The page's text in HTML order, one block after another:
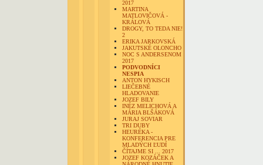
2017
MARTINA
MATLOVIČOVÁ -
KRÁLOVÁ
DROGY, TO TEDA NIE!
2
ERIKA JARKOVSKÁ
JAKUTSKÉ OLONCHO
NOC S ANDERSENOM
2017
PODVODNÍCI
NESPIA
ANTON HYKISCH
LIEČEBNÉ
HLADOVANIE
JOZEF BILY
INÉZ MELICHOVÁ A
MÁRIA BLŠÁKOVÁ
JURAJ SOVIAR
TRI DUBY
HEURÉKA -
KONFERENCIA PRE
MLADÝCH ĽUDÍ
ČÍTAJME SI ... 2017
JOZEF KOZÁČEK A